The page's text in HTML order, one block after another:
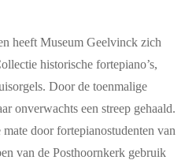
heeft Museum Geelvinck zich
historische fortepiano’s,
Door de toenmalige
onverwachts een streep gehaald.
door fortepianostudenten van
van de Posthoornkerk gebruik